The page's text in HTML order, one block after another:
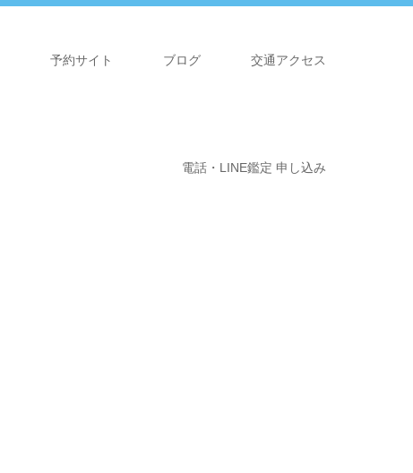
予約サイト ブログ 交通アクセス
電話・LINE鑑定 申し込み